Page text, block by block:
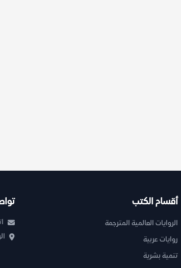
أقسام الكتب
الروايات العالمية المترجمة
روايات عربية
تنمية بشرية